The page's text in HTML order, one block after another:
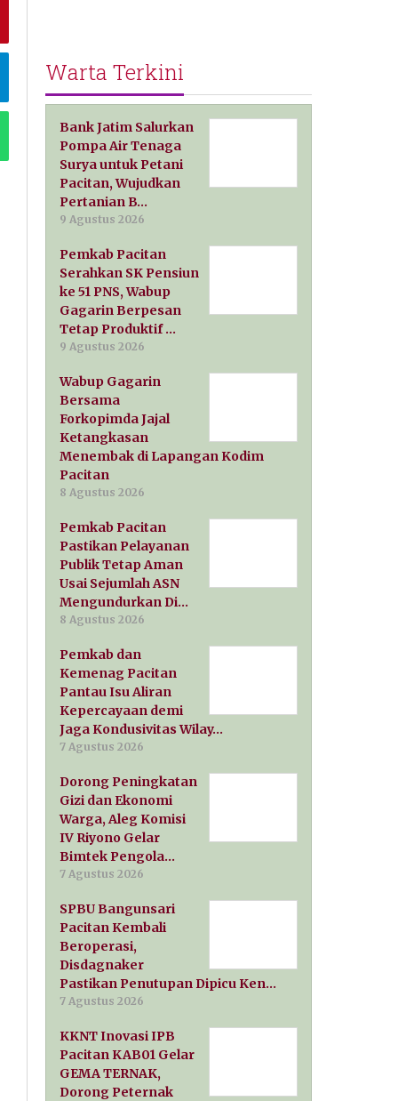
Warta Terkini
Bank Jatim Salurkan
Pompa Air Tenaga
Surya untuk Petani
Pacitan, Wujudkan
Pertanian B…
9 Agustus 2026
Pemkab Pacitan
Serahkan SK Pensiun
ke 51 PNS, Wabup
Gagarin Berpesan
Tetap Produktif …
9 Agustus 2026
Wabup Gagarin
Bersama
Forkopimda Jajal
Ketangkasan
Menembak di Lapangan Kodim
Pacitan
8 Agustus 2026
Pemkab Pacitan
Pastikan Pelayanan
Publik Tetap Aman
Usai Sejumlah ASN
Mengundurkan Di…
8 Agustus 2026
Pemkab dan
Kemenag Pacitan
Pantau Isu Aliran
Kepercayaan demi
Jaga Kondusivitas Wilay…
7 Agustus 2026
Dorong Peningkatan
Gizi dan Ekonomi
Warga, Aleg Komisi
IV Riyono Gelar
Bimtek Pengola…
7 Agustus 2026
SPBU Bangunsari
Pacitan Kembali
Beroperasi,
Disdagnaker
Pastikan Penutupan Dipicu Ken…
7 Agustus 2026
KKNT Inovasi IPB
Pacitan KAB01 Gelar
GEMA TERNAK,
Dorong Peternak